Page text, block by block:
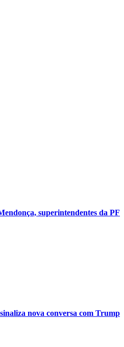
superintendentes da PF
nova conversa com Trump